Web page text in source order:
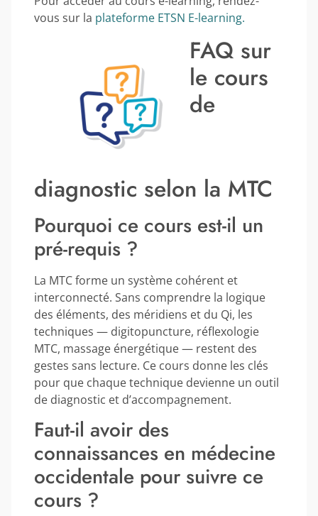
vous sur la plateforme ETSN E-learning.
FAQ sur
le cours
de
diagnostic selon la MTC
Pourquoi ce cours est-il un
pré-requis ?
La MTC forme un système cohérent et
interconnecté. Sans comprendre la logique
des éléments, des méridiens et du Qi, les
techniques — digitopuncture, réflexologie
MTC, massage énergétique — restent des
gestes sans lecture. Ce cours donne les clés
pour que chaque technique devienne un outil
de diagnostic et d’accompagnement.
Faut-il avoir des
connaissances en médecine
occidentale pour suivre ce
cours ?